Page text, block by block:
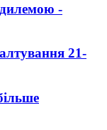
дилемою -
21-